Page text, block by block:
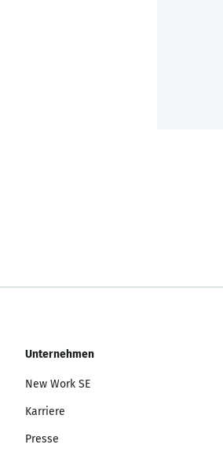
Unternehmen
New Work SE
Karriere
Presse